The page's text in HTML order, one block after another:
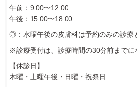
午前：9:00〜12:00
午後：15:00〜18:00
◎：水曜午後の皮膚科は予約のみの診療
※診療受付は、診療時間の30分前までに
【休診日】
木曜・土曜午後・日曜・祝祭日